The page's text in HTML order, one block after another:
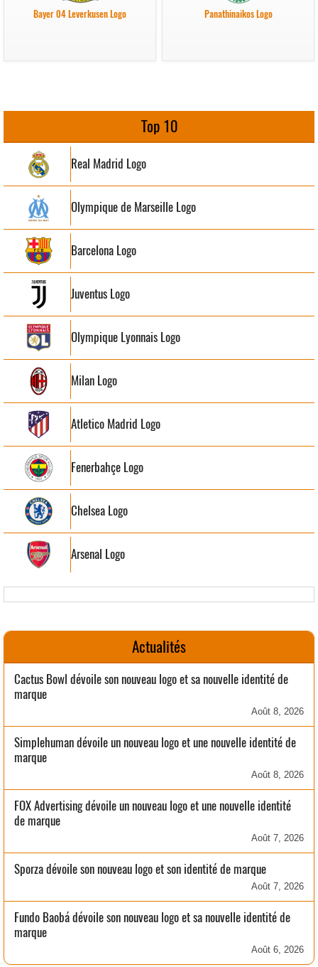
Bayer 04 Leverkusen Logo Panathinaikos Logo
Top 10
Real Madrid Logo
Olympique de Marseille Logo
Barcelona Logo
Juventus Logo
Olympique Lyonnais Logo
Milan Logo
Atletico Madrid Logo
Fenerbahçe Logo
Chelsea Logo
Arsenal Logo
Actualités
Cactus Bowl dévoile son nouveau logo et sa nouvelle identité de
marque
Août 8, 2026
Simplehuman dévoile un nouveau logo et une nouvelle identité de
marque
Août 8, 2026
FOX Advertising dévoile un nouveau logo et une nouvelle identité
de marque
Août 7, 2026
Sporza dévoile son nouveau logo et son identité de marque
Août 7, 2026
Fundo Baobá dévoile son nouveau logo et sa nouvelle identité de
marque
Août 6, 2026